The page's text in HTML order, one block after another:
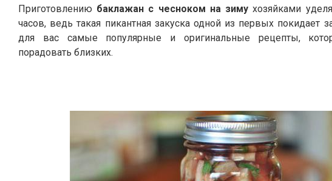
Приготовлению баклажан с чесноком на зиму хозяйками
часов, ведь такая пикантная закуска одной из первых покидает
для вас самые популярные и оригинальные рецепты,
порадовать близких.